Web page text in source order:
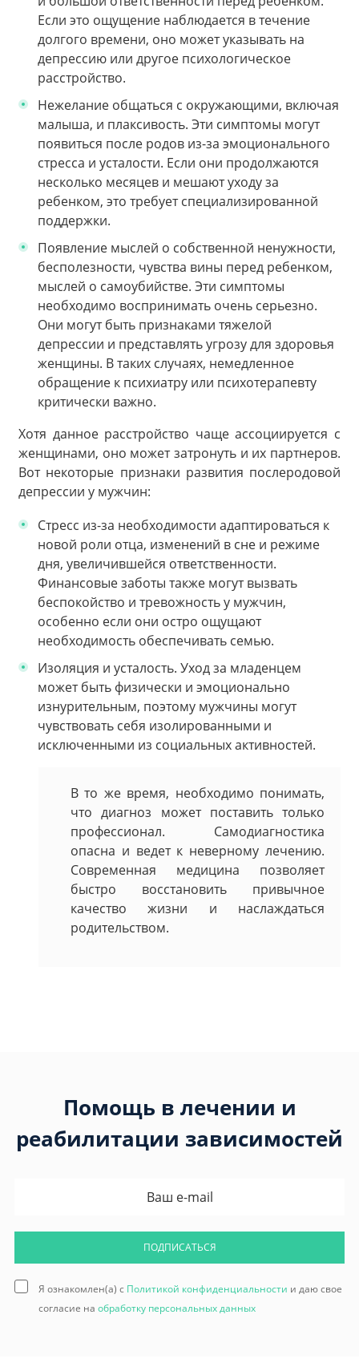
Если это ощущение наблюдается в течение
долгого времени, оно может указывать на
депрессию или другое психологическое
расстройство.
Нежелание общаться с окружающими, включая
малыша, и плаксивость. Эти симптомы могут
появиться после родов из-за эмоционального
стресса и усталости. Если они продолжаются
несколько месяцев и мешают уходу за
ребенком, это требует специализированной
поддержки.
Появление мыслей о собственной ненужности,
бесполезности, чувства вины перед ребенком,
мыслей о самоубийстве. Эти симптомы
необходимо воспринимать очень серьезно.
Они могут быть признаками тяжелой
депрессии и представлять угрозу для здоровья
женщины. В таких случаях, немедленное
обращение к психиатру или психотерапевту
критически важно.
Хотя данное расстройство чаще ассоциируется с
женщинами, оно может затронуть и их партнеров.
Вот некоторые признаки развития послеродовой
депрессии у мужчин:
Стресс из-за необходимости адаптироваться к
новой роли отца, изменений в сне и режиме
дня, увеличившейся ответственности.
Финансовые заботы также могут вызвать
беспокойство и тревожность у мужчин,
особенно если они остро ощущают
необходимость обеспечивать семью.
Изоляция и усталость. Уход за младенцем
может быть физически и эмоционально
изнурительным, поэтому мужчины могут
чувствовать себя изолированными и
исключенными из социальных активностей.
В то же время, необходимо понимать,
что диагноз может поставить только
профессионал. Самодиагностика
опасна и ведет к неверному лечению.
Современная медицина позволяет
быстро восстановить привычное
качество жизни и наслаждаться
родительством.
Помощь в лечении и
реабилитации зависимостей
ПОДПИСАТЬСЯ
Я ознакомлен(а) с Политикой конфиденциальности и даю свое
согласие на обработку персональных данных